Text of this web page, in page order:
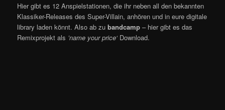
Hier gibt es 12 Anspielstationen, die ihr neben all den bekannten
Klassiker-Releases des Super-Villain, anhören und in eure digitale
library laden könnt. Also ab zubandcamp – hier gibt es das
Remixprojekt als ’name your price‘Download.